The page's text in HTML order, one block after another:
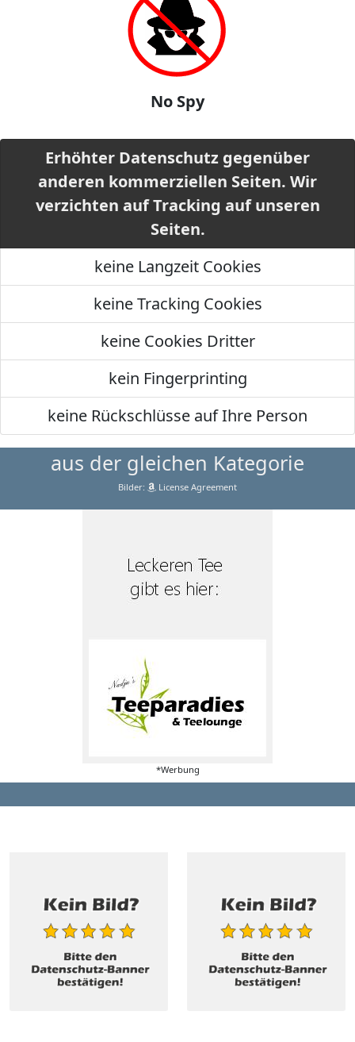
No Spy
Erhöhter Datenschutz gegenüber
anderen kommerziellen Seiten. Wir
verzichten auf Tracking auf unseren
Seiten.
keine Langzeit Cookies
keine Tracking Cookies
keine Cookies Dritter
kein Fingerprinting
keine Rückschlüsse auf Ihre Person
aus der gleichen Kategorie
Bilder: License Agreement
*Werbung